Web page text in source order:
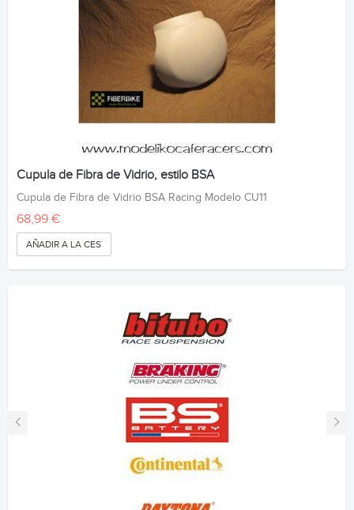
Cupula de Fibra de Vidrio, estilo BSA
Cupula de Fibra de Vidrio BSA Racing Modelo CU11
68,99 €
AÑADIR A LA CESTA